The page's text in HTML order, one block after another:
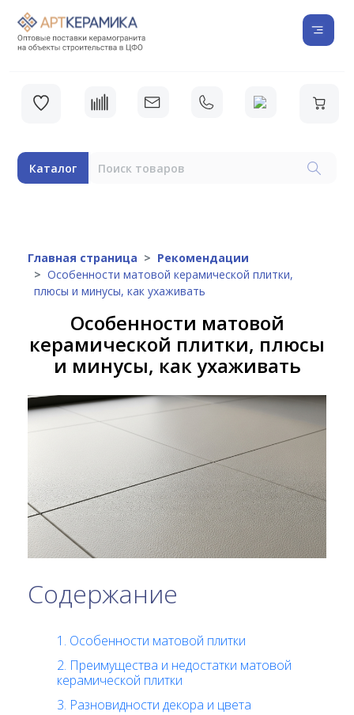
Каталог
Главная страница
Рекомендации
Особенности матовой керамической плитки,
плюсы и минусы, как ухаживать
Особенности матовой
керамической плитки, плюсы
и минусы, как ухаживать
Содержание
1. Особенности матовой плитки
2. Преимущества и недостатки матовой
керамической плитки
3. Разновидности декора и цвета